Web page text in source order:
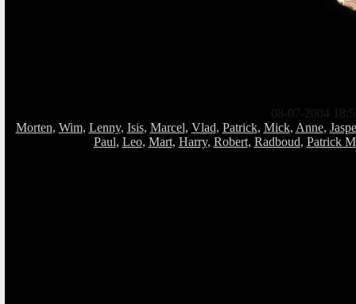
08-07-2004
Morten, Wim, Lenny, Isis, Marcel, Vlad, Patrick, Mick, Anne,
Paul, Leo, Mart, Harry, Robert, Radboud, Patrick